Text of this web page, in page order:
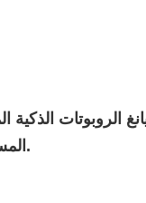
الذكية
المسابقة الوطنية الثالثة للمهارات المهنية.